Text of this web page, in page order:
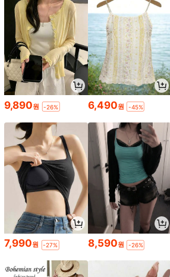
9,890원 -26% 6,490원 -45%
7,990원 -27% 8,590원 -26%